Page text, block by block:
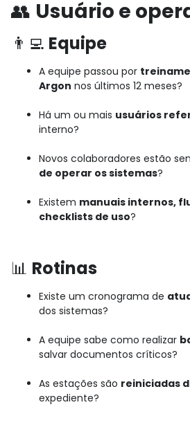
👥 Usuário e
👨‍💻 Equipe
A equipe passou por
Argon nos últimos 12 meses?
Há um ou mais usuários
interno?
Novos colaboradores estão
de operar os sistemas?
Existem manuais internos,
checklists de uso?
📊 Rotinas
Existe um cronograma de
dos sistemas?
A equipe sabe como realizar
salvar documentos críticos?
As estações são reiniciadas
expediente?